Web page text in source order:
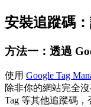
安裝追蹤碼
方法一：透過
使用 Google Tag
除非你的網站完全
Tag 等其他追蹤碼